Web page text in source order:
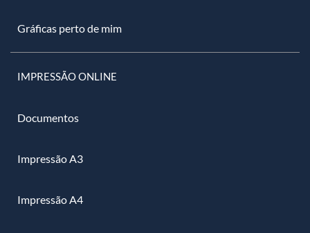
Gráficas perto de mim
IMPRESSÃO ONLINE
Documentos
Impressão A3
Impressão A4